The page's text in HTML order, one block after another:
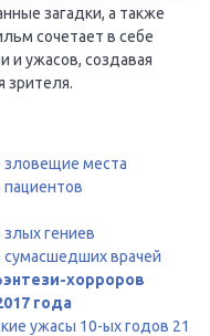
загадки, а также
сочетает в себе
и ужасов, создавая
зрителя.
зловещие места
гениев
врачей
хорроров
года
ужасы 10-ых годов 21